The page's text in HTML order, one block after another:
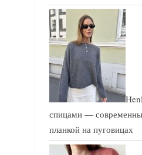
спицами —
планкой на пуговицах